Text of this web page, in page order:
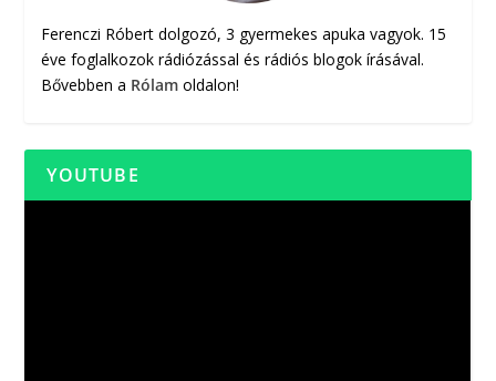
Ferenczi Róbert dolgozó, 3 gyermekes apuka vagyok. 15
éve foglalkozok rádiózással és rádiós blogok írásával.
Bővebben a Rólam oldalon!
YOUTUBE